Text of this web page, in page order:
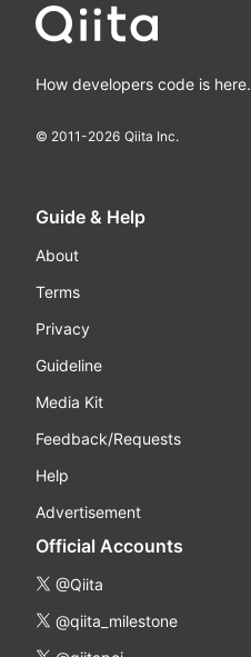
How developers code is here.
© 2011-2026 Qiita Inc.
Guide & Help
About
Terms
Privacy
Guideline
Media Kit
Feedback/Requests
Help
Advertisement
Official Accounts
@Qiita
@qiita_milestone